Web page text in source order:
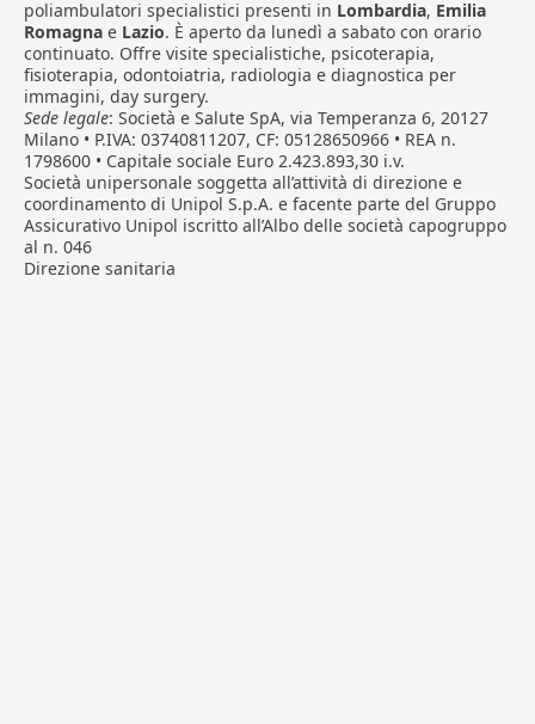
poliambulatori specialistici presenti in Lombardia, Emilia
Romagna e Lazio. È aperto da lunedì a sabato con orario
continuato. Offre visite specialistiche, psicoterapia,
fisioterapia, odontoiatria, radiologia e diagnostica per
immagini, day surgery.
Sede legale: Società e Salute SpA, via Temperanza 6, 20127
Milano • P.IVA: 03740811207, CF: 05128650966 • REA n.
1798600 • Capitale sociale Euro 2.423.893,30 i.v.
Società unipersonale soggetta all’attività di direzione e
coordinamento di Unipol S.p.A. e facente parte del Gruppo
Assicurativo Unipol iscritto all’Albo delle società capogruppo
al n. 046
Direzione sanitaria